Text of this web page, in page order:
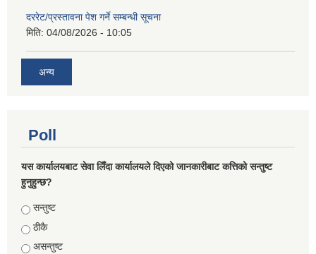
दररेट/प्रस्तावना पेश गर्ने सम्बन्धी सूचना
मिति: 04/08/2026 - 10:05
अन्य
Poll
यस कार्यालयबाट सेवा लिँदा कार्यालयले दिएको जानकारीबाट कत्तिको सन्तुष्ट
हुनुहुन्छ?
Choices
सन्तुष्ट
ठीकै
असन्तुष्ट